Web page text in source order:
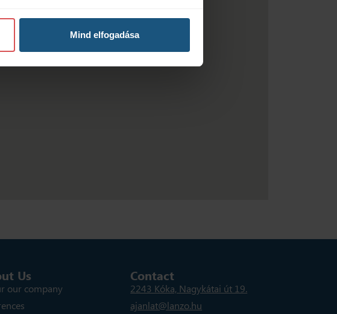
Mind elfogadása
Us
our company
Contact
2243 Kóka, Nagykátai út 19.
ajanlat@lanzo.hu